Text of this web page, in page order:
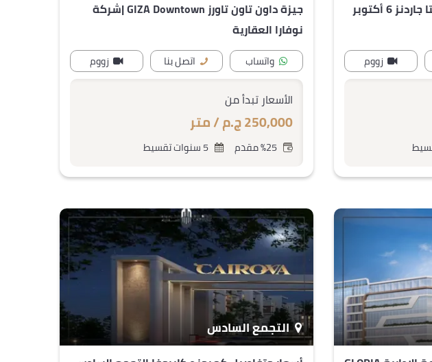
أسعار وتفاصيل كمبوند كاليستا جاردنز 6 أكتوبر
زووم
جيزة داون تاون تاورز GIZA Downtown |شركة
نوفارا العقارية
واتساب اتصل بنا زووم
الأسعار تبدأ من
250,000 ج.م / متر
%25 مقدم 5 سنوات تقسيط
التجمع السادس